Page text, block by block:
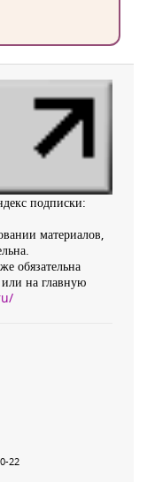
подписки:
материалов,
обязательна
на главную
22